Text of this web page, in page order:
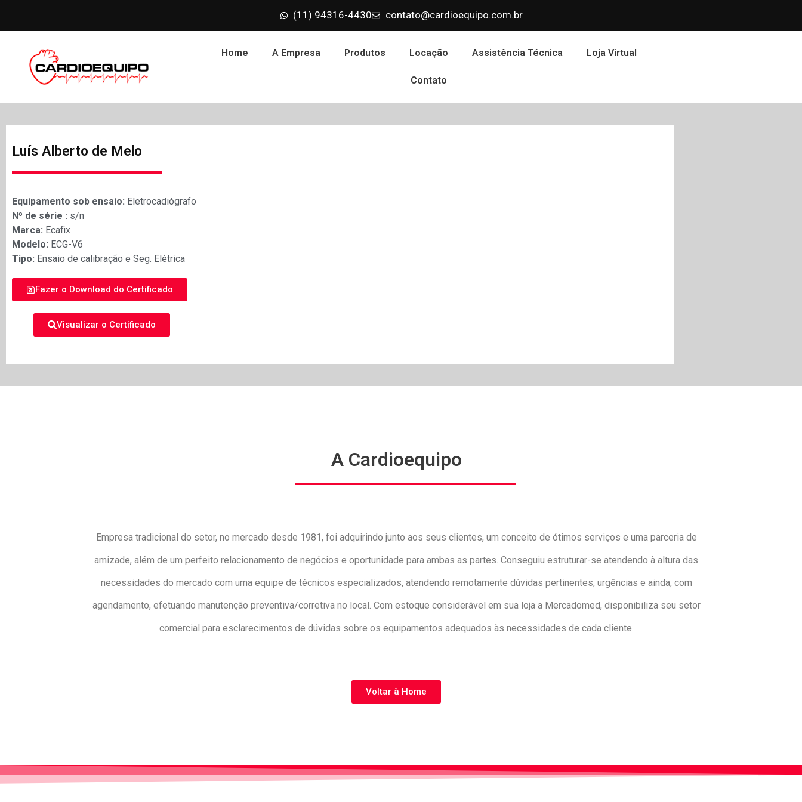
(11) 94316-4430 contato@cardioequipo.com.br
Home A Empresa Produtos Locação Assistência Técnica Loja Virtual
Contato
Luís Alberto de Melo
Equipamento sob ensaio: Eletrocadiógrafo
Nº de série : s/n
Marca: Ecafix
Modelo: ECG-V6
Tipo: Ensaio de calibração e Seg. Elétrica
Fazer o Download do Certificado
Visualizar o Certificado
A Cardioequipo
Empresa tradicional do setor, no mercado desde 1981, foi adquirindo junto aos seus clientes, um conceito de ótimos serviços e uma parceria de
amizade, além de um perfeito relacionamento de negócios e oportunidade para ambas as partes. Conseguiu estruturar-se atendendo à altura das
necessidades do mercado com uma equipe de técnicos especializados, atendendo remotamente dúvidas pertinentes, urgências e ainda, com
agendamento, efetuando manutenção preventiva/corretiva no local. Com estoque considerável em sua loja a Mercadomed, disponibiliza seu setor
comercial para esclarecimentos de dúvidas sobre os equipamentos adequados às necessidades de cada cliente.
Voltar à Home